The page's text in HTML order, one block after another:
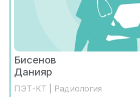
Бисенов
Данияр
ПЭТ-КТ | Радиология